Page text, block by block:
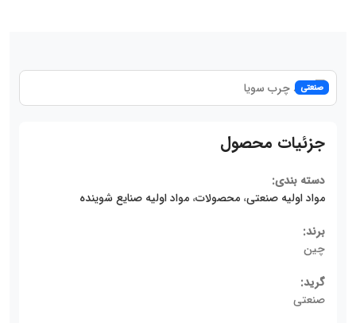
صنعتی
جزئیات محصول
دسته بندی:
مواد اولیه صنعتی، محصولات، مواد اولیه صنایع شوینده
برند:
چین
گرید:
صنعتی